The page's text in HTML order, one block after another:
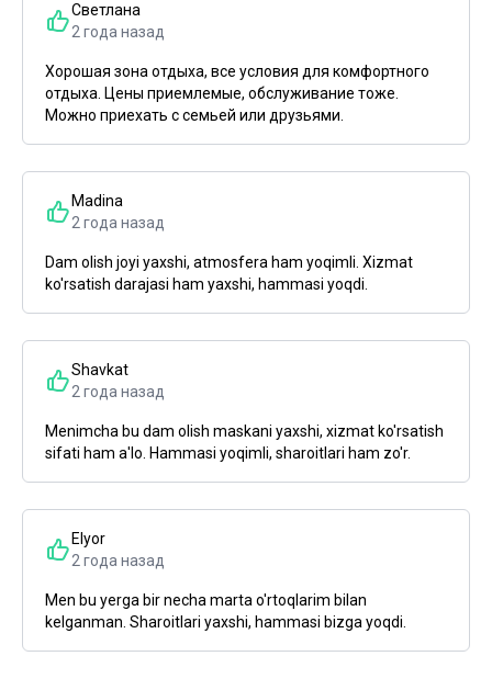
Светлана
2 года назад
Хорошая зона отдыха, все условия для комфортного
отдыха. Цены приемлемые, обслуживание тоже.
Можно приехать с семьей или друзьями.
Madina
2 года назад
Dam olish joyi yaxshi, atmosfera ham yoqimli. Xizmat
ko'rsatish darajasi ham yaxshi, hammasi yoqdi.
Shavkat
2 года назад
Menimcha bu dam olish maskani yaxshi, xizmat ko'rsatish
sifati ham a'lo. Hammasi yoqimli, sharoitlari ham zo'r.
Elyor
2 года назад
Men bu yerga bir necha marta o'rtoqlarim bilan
kelganman. Sharoitlari yaxshi, hammasi bizga yoqdi.